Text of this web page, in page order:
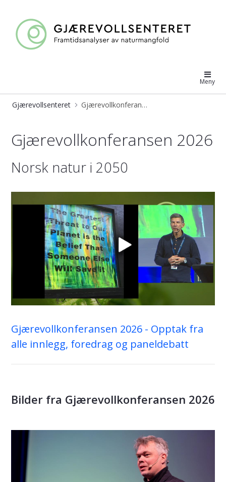
Gjærevollsenteret
Meny
Gjærevollsenteret Gjærevollkonferansen 2026
Gjærevollkonferansen 2026
Norsk natur i 2050
Gjærevollkonferansen 2026 - Opptak fra
alle innlegg, foredrag og paneldebatt
Bilder fra Gjærevollkonferansen 2026